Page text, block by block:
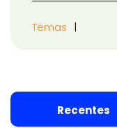
Temas
Recentes